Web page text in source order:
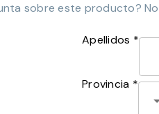
sobre este producto?
Apellidos *
Provincia *